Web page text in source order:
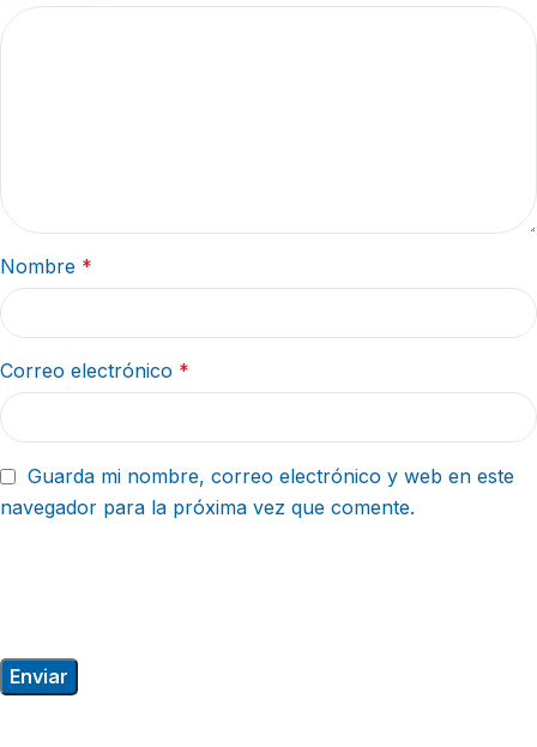
Nombre *
Correo electrónico *
Guarda mi nombre, correo electrónico y web en este
navegador para la próxima vez que comente.